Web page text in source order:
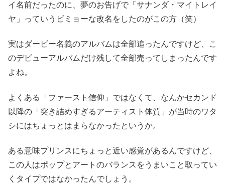
イ名前だったのに、夢のお告げで「サナンダ・マイトレイ
ヤ」っていうビミョーな改名をしたのがこの方（笑）
実はダービー名義のアルバムは全部追ったんですけど、こ
のデビューアルバムだけ残して全部売ってしまったんです
よね。
よくある「ファースト信仰」ではなくて、なんかセカンド
以降の「突き詰めすぎるアーティスト体質」が当時のワタ
シにはちょっとはまらなかったというか。
ある意味プリンスにちょっと近い感覚があるんですけど、
この人はポップとアートのバランスをうまいこと取ってい
くタイプではなかったんでしょう。